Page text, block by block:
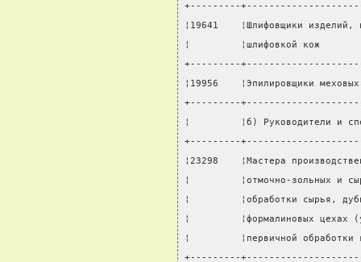
+---------
¦19641    ¦Шлифовщики изделий,
¦         ¦шлифовкой
+---------
¦19956    ¦Эпилировщики
+---------
¦         ¦б) Руководители
+---------
¦23298    ¦Мастера
¦         ¦отмочно-зольных и
¦         ¦обработки сырья,
¦         ¦формалиновых цехах
¦         ¦первичной
+---------